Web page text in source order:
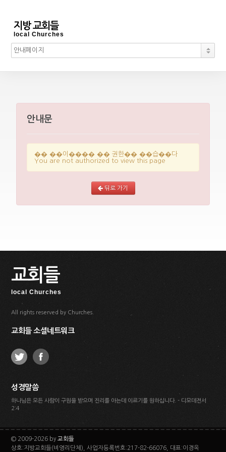
지방 교회들
local Churches
안내문
�� ��이���� �� 권한�� ��습��다
You are not authorized to view this page
뒤로 가기
교회들
local Churches
All rights reserved by Churches.
교회들 소셜네트워크
성경말씀
하나님은 모든 사람이 구원을 받으며 진리를 아는데 이르기를 원하십니다. - 디모데전서
2:4
© 2009-2026 by교회들
상호:지방교회들(비영리단체), 사업자등록번호:217-82-66076, 대표:이경옥